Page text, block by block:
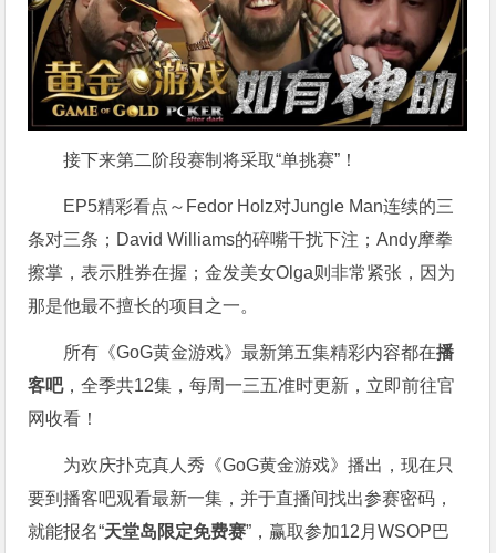
接下来第二阶段赛制将采取“单挑赛”！
EP5精彩看点～Fedor Holz对Jungle Man连续的三
条对三条；David Williams的碎嘴干扰下注；Andy摩拳
擦掌，表示胜券在握；金发美女Olga则非常紧张，因为
那是他最不擅长的项目之一。
所有《GoG黄金游戏》最新第五集精彩内容都在播
客吧，全季共12集，每周一三五准时更新，立即前往官
网收看！
为欢庆扑克真人秀《GoG黄金游戏》播出，现在只
要到播客吧观看最新一集，并于直播间找出参赛密码，
就能报名“天堂岛限定免费赛”，赢取参加12月WSOP巴